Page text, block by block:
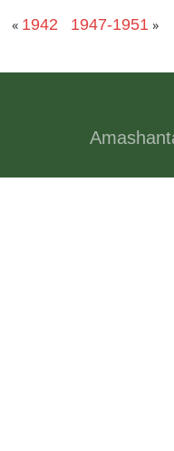
« 1942 1947-1951 »